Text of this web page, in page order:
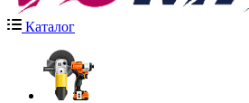
Каталог